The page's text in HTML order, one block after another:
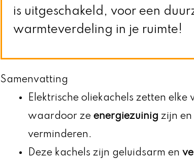
is uitgeschakeld, voor een
warmteverdeling in je ruimte!
Samenvatting
Elektrische oliekachels zetten
waardoor ze energiezuinig zijn
verminderen.
Deze kachels zijn geluidsarm en